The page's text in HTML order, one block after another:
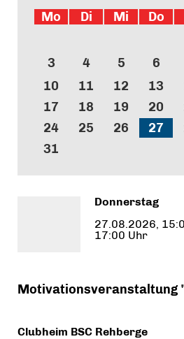
Mo Di Mi Do
3
4 5 6
10
11 12 13
17
18 19 20
24
25 26 27
31
Donnerstag
27.08.2026,
17:00 Uhr
Motivationsveranstaltung
Clubheim BSC Rehberge